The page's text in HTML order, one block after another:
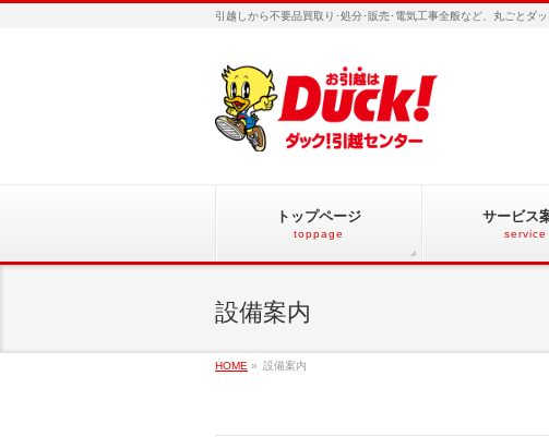
引越しから不要品買取り･処分･販売･電気工事全般など、丸ごとダ
トップページ
toppage
サービス
service
設備案内
HOME » 設備案内